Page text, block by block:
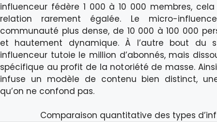
influenceur fédère 1 000 à 10 000 membres,
relation rarement égalée. Le micro-
communauté plus dense, de 10 000 à 100 000
et hautement dynamique. À l’autre bout du
influenceur tutoie le million d’abonnés, mais
spécifique au profit de la notoriété de masse.
infuse un modèle de contenu bien distinct,
qu’on ne confond pas.
Comparaison quantitative des types